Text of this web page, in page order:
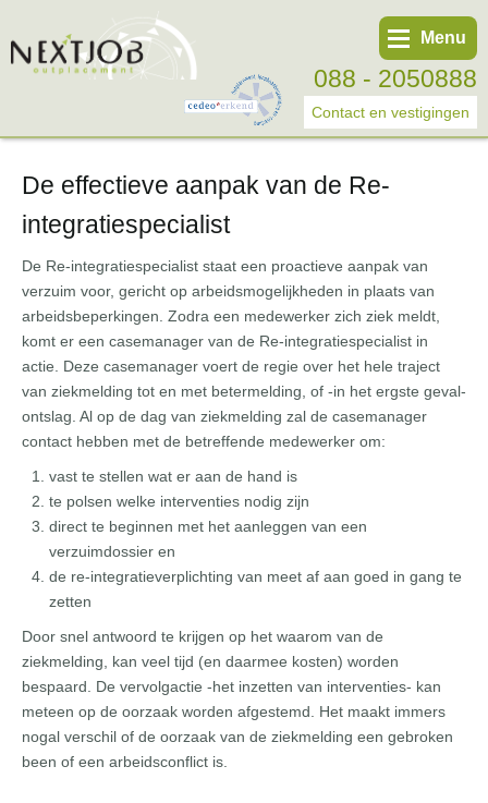
088 - 2050888
Contact en vestigingen
Menu
Werknemer
Werkgever
Over ons
Tweede spoortraject
Trainingen
Start eigen bedrijf
De effectieve aanpak van de Re-
integratiespecialist
De Re-integratiespecialist staat een proactieve aanpak van
verzuim voor, gericht op arbeidsmogelijkheden in plaats van
arbeidsbeperkingen. Zodra een medewerker zich ziek meldt,
komt er een casemanager van de Re-integratiespecialist in
actie. Deze casemanager voert de regie over het hele traject
van ziekmelding tot en met betermelding, of -in het ergste geval-
ontslag. Al op de dag van ziekmelding zal de casemanager
contact hebben met de betreffende medewerker om:
vast te stellen wat er aan de hand is
te polsen welke interventies nodig zijn
direct te beginnen met het aanleggen van een
verzuimdossier en
de re-integratieverplichting van meet af aan goed in gang te
zetten
Door snel antwoord te krijgen op het waarom van de
ziekmelding, kan veel tijd (en daarmee kosten) worden
bespaard. De vervolgactie -het inzetten van interventies- kan
meteen op de oorzaak worden afgestemd. Het maakt immers
nogal verschil of de oorzaak van de ziekmelding een gebroken
been of een arbeidsconflict is.